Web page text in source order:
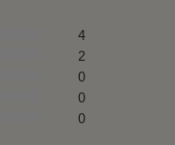
4
2
0
0
0